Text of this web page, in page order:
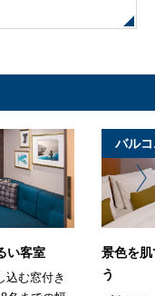
い客室
込む窓付き
バル
景色を
う